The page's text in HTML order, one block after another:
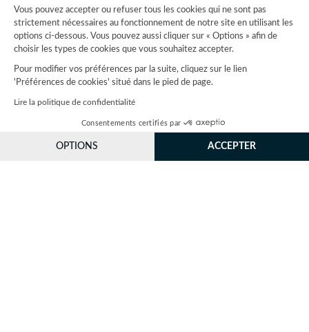
Vous pouvez accepter ou refuser tous les cookies qui ne sont pas
strictement nécessaires au fonctionnement de notre site en utilisant les
options ci-dessous. Vous pouvez aussi cliquer sur « Options » afin de
choisir les types de cookies que vous souhaitez accepter.
Pour modifier vos préférences par la suite, cliquez sur le lien
'Préférences de cookies' situé dans le pied de page.
Lire la politique de confidentialité
Consentements certifiés par
OPTIONS ACCEPTER
© Jaguar Land Rover Limited 2026
JLR France, Tour Défense Plaza, 23 rue Delarivière Lefoullon, 92800 Puteaux
Pour les trajets courts, privilégiez la marche ou le vélo
Information sur les étiquettes énergie
Information sur les pneumatiques - Voir régulation (UE) 2020/740